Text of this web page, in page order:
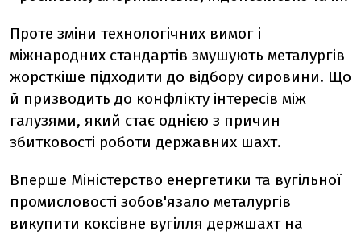
Проте зміни технологічних вимог і
міжнародних стандартів змушують металургів
жорсткіше підходити до відбору сировини. Що
й призводить до конфлікту інтересів між
галузями, який стає однією з причин
збитковості роботи державних шахт.
Вперше Міністерство енергетики та вугільної
промисловості зобов'язало металургів
викупити коксівне вугілля держшахт на